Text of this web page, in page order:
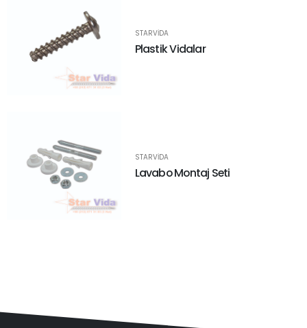
STARVIDA
Plastik Vidalar
STARVIDA
Lavabo Montaj Seti